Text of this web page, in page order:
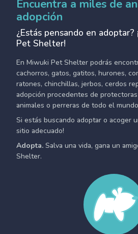
Encuentra a miles de
adopción
¿Estás pensando en adoptar?
Pet Shelter!
En Miwuki Pet Shelter podrás
cachorros, gatos, gatitos, hurones,
ratones, chinchillas, jerbos, cerdos
adopción procedentes de
animales o perreras de todo el
Si estás buscando adoptar o acoger
sitio adecuado!
Adopta. Salva una vida, gana un
Shelter.